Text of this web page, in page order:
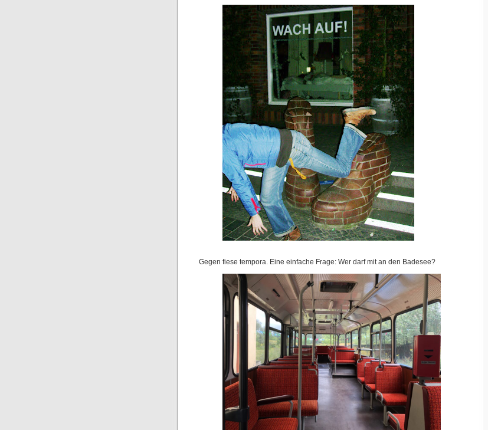
Gegen fiese tempora. Eine einfache Frage: Wer darf mit an den Badesee?